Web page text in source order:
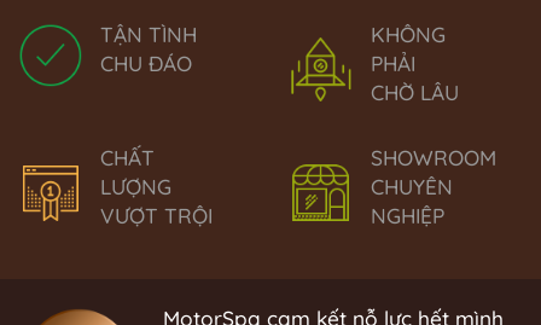
TẬN TÌNH
CHU ĐÁO
KHÔNG
PHẢI
CHỜ LÂU
CHẤT
LƯỢNG
VƯỢT TRỘI
SHOWROOM
CHUYÊN
NGHIỆP
MotorSpa cam kết nỗ lực hết mình